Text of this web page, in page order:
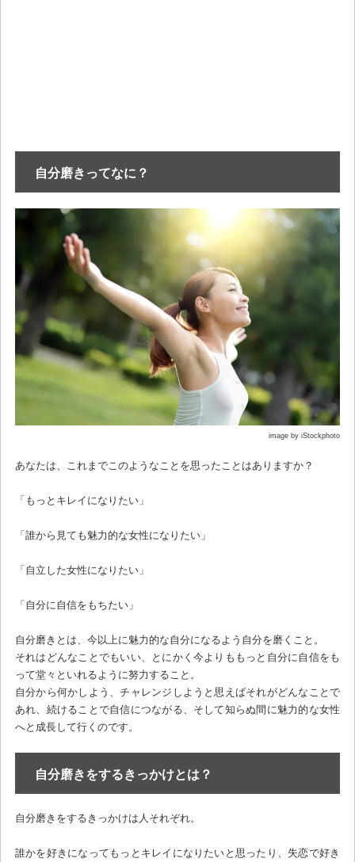
自分磨きってなに？
image by iStockphoto
あなたは、これまでこのようなことを思ったことはありますか？
「もっとキレイになりたい」
「誰から見ても魅力的な女性になりたい」
「自立した女性になりたい」
「自分に自信をもちたい」
自分磨きとは、今以上に魅力的な自分になるよう自分を磨くこと。
それはどんなことでもいい、とにかく今よりももっと自分に自信をも
って堂々といれるように努力すること。
自分から何かしよう、チャレンジしようと思えばそれがどんなことで
あれ、続けることで自信につながる、そして知らぬ間に魅力的な女性
へと成長して行くのです。
自分磨きをするきっかけとは？
自分磨きをするきっかけは人それぞれ。
誰かを好きになってもっとキレイになりたいと思ったり、失恋で好き